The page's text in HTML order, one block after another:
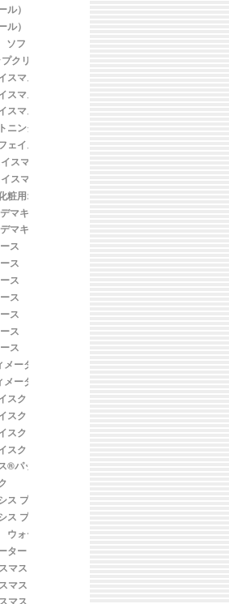
ル） UVプロテクションスプレー【SPF50+・
ル） 美白UVプロテクションスプレー【SPF50+
フトコンタクトのケア ３回分
クリーム【SPF20・PA++】
スマスク ドレスコード ブルー
スマスク ドレスコード レッド
スマスク ドレスコード ブラック
ング ハンド＆ボディクリーム
イス レースマスク
スマスク ジャガー
スマスク ピッグ
粧用オリーブオイル 限定増量品 240ml
マキャン モイスチャー パープル
マキャン モイスチャー イエロー
ス Ｃシートマスク ６枚セット
ス Ｃシートマスク（AL） アロエ成分配合
ス Ｃシートマスク（PG） ザクロ成分配合
ス Ｃシートマスク（LF） 蓮華成分配合
ス Ｃシートマスク（PL） パール成分配合
ス Ｃシートマスク（HN） ハニー成分配合
ス Ｃシートマスク（RG） 高麗人参成分配合
メーター） ハニーリップバーム 〈ピンクグレー
メーター） ハニーリップバーム 〈ファジーネー
スクリームマスク ピュア ３枚入り
スクリームマスク ピュア １包タイプ
スクリームマスク リッチ ３枚入り
スクリームマスク リッチ １包タイプ
パッチ（12枚）
プラセン100・トライアル
プラセン100
ォーターミスト
ター
スク Ａ（なめらか保湿）
スク Ｂ（うるっと保湿）
スク Ｗ（しっとり保湿）